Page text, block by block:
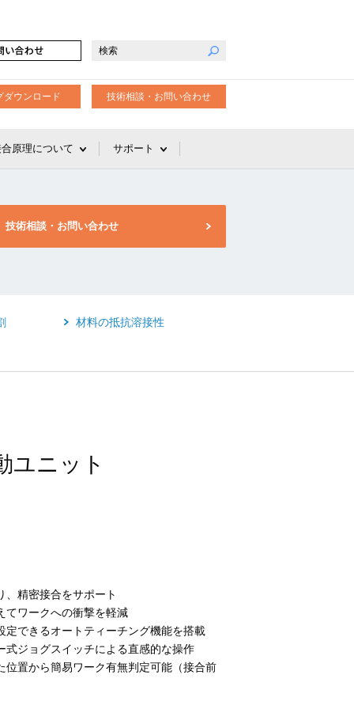
ダウンロード 技術相談・お問い合わせ
原理について サポート
技術相談・お問い合わせ
材料の抵抗溶接性
ユニット
、精密接合をサポート
てワークへの衝撃を軽減
定できるオートティーチング機能を搭載
式ジョグスイッチによる直感的な操作
位置から簡易ワーク有無判定可能（接合前